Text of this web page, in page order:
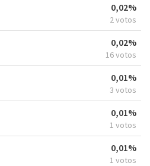
0,02%
2 votos
0,02%
16 votos
0,01%
3 votos
0,01%
1 votos
0,01%
1 votos